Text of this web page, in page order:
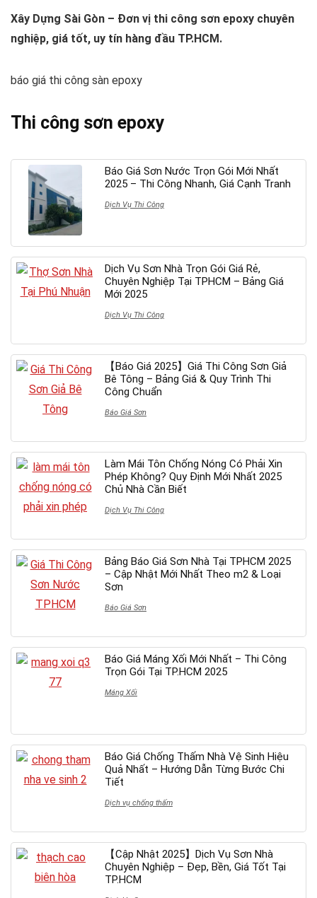
Xây Dựng Sài Gòn – Đơn vị thi công sơn epoxy chuyên
nghiệp, giá tốt, uy tín hàng đầu TP.HCM.
báo giá thi công sàn epoxy
Thi công sơn epoxy
Báo Giá Sơn Nước Trọn Gói Mới Nhất
2025 – Thi Công Nhanh, Giá Cạnh Tranh
Dịch Vụ Thi Công
Dịch Vụ Sơn Nhà Trọn Gói Giá Rẻ,
Chuyên Nghiệp Tại TPHCM – Bảng Giá
Mới 2025
Dịch Vụ Thi Công
【Báo Giá 2025】Giá Thi Công Sơn Giả
Bê Tông – Bảng Giá & Quy Trình Thi
Công Chuẩn
Báo Giá Sơn
Làm Mái Tôn Chống Nóng Có Phải Xin
Phép Không? Quy Định Mới Nhất 2025
Chủ Nhà Cần Biết
Dịch Vụ Thi Công
Bảng Báo Giá Sơn Nhà Tại TPHCM 2025
– Cập Nhật Mới Nhất Theo m2 & Loại
Sơn
Báo Giá Sơn
Báo Giá Máng Xối Mới Nhất – Thi Công
Trọn Gói Tại TP.HCM 2025
Máng Xối
Báo Giá Chống Thấm Nhà Vệ Sinh Hiệu
Quả Nhất – Hướng Dẫn Từng Bước Chi
Tiết
Dịch vụ chống thấm
【Cập Nhật 2025】Dịch Vụ Sơn Nhà
Chuyên Nghiệp – Đẹp, Bền, Giá Tốt Tại
TP.HCM